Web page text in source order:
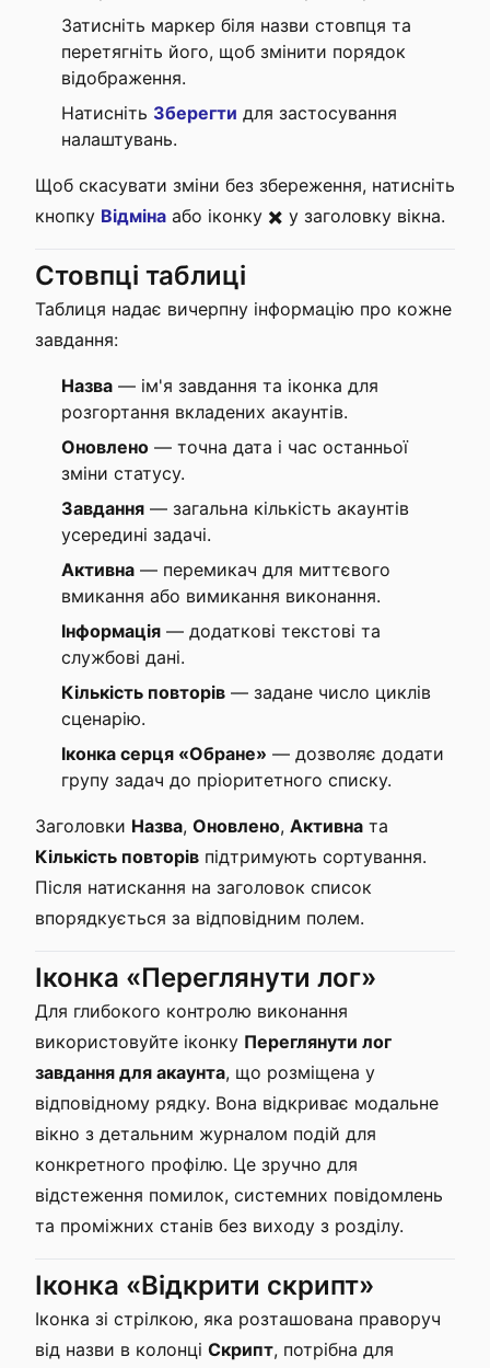
Затисніть маркер біля назви стовпця та
перетягніть його, щоб змінити порядок
відображення.
Натисніть Зберегти для застосування
налаштувань.
Щоб скасувати зміни без збереження, натисніть
кнопку Відміна або іконку ✖️ у заголовку вікна.
Стовпці таблиці
Таблиця надає вичерпну інформацію про кожне
завдання:
Назва — ім'я завдання та іконка для
розгортання вкладених акаунтів.
Оновлено — точна дата і час останньої
зміни статусу.
Завдання — загальна кількість акаунтів
усередині задачі.
Активна — перемикач для миттєвого
вмикання або вимикання виконання.
Інформація — додаткові текстові та
службові дані.
Кількість повторів — задане число циклів
сценарію.
Іконка серця «Обране» — дозволяє додати
групу задач до пріоритетного списку.
Заголовки Назва, Оновлено, Активна та
Кількість повторів підтримують сортування.
Після натискання на заголовок список
впорядкується за відповідним полем.
Іконка «Переглянути лог»
Для глибокого контролю виконання
використовуйте іконку Переглянути лог
завдання для акаунта, що розміщена у
відповідному рядку. Вона відкриває модальне
вікно з детальним журналом подій для
конкретного профілю. Це зручно для
відстеження помилок, системних повідомлень
та проміжних станів без виходу з розділу.
Іконка «Відкрити скрипт»
Іконка зі стрілкою, яка розташована праворуч
від назви в колонці Скрипт, потрібна для